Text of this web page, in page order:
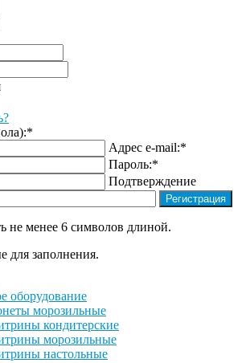
*
Адрес e-mail:*
Пароль:*
Подтверждение
не менее 6 символов длиной.
для заполнения.
оборудование
морозильные
кондитерские
морозильные
настольные